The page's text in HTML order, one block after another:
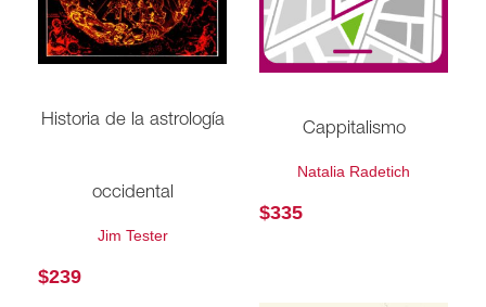
Historia de la astrología
occidental
Jim Tester
$239
Cappitalismo
Natalia Radetich
$335